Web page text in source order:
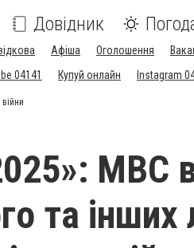
Довідник
Афіша Оголошення
04141 Купуй онлайн Instagram
МВС
та інших